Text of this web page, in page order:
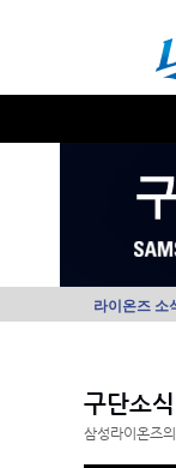
라이온즈 소
구단소식
삼성라이온즈